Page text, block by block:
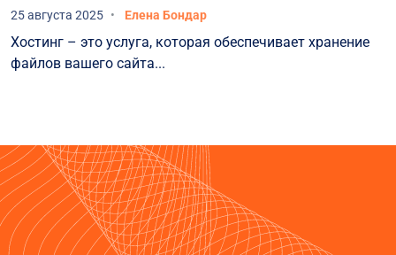
25 августа 2025 Елена Бондар
Хостинг – это услуга, которая обеспечивает хранение
файлов вашего сайта...